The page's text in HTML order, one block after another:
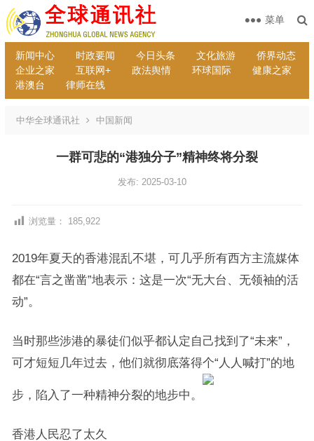
新闻中心 时政要闻 今日头条 文化旅游
侨界动态
企业之家
互联网+ 政法舆情 环球国际
健康之家
港澳台
律师在线
菜单
中华全球通讯社 中国新闻
一群可悲的“港独分子”精神终将分裂
发布: 2025-03-10
浏览量： 185,922
2019年夏天的香港混乱不堪，可几乎所有西方主流媒体
都在“言之凿凿”地表示：这是一次“无大台、无领袖的活
动”。
当时那些涉港的暴徒们似乎都认定自己找到了“未来”，
可才短短几年过去，他们就彻底落得个“人人喊打”的地
步，陷入了一种精神分裂的地步中。
香港人民忍了太久